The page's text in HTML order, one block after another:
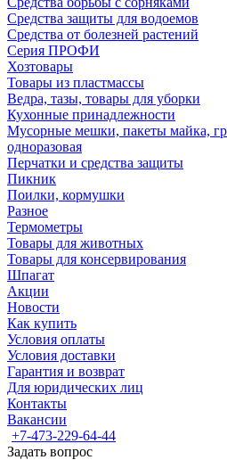
Средства защиты для водоемов
Средства от болезней растений
Серия ПРОФИ
Хозтовары
Товары из пластмассы
Ведра, тазы, товары для уборки
Кухонные принадлежности
Мусорные мешки, пакеты майка,
одноразовая
Перчатки и средства защиты
Пикник
Поилки, кормушки
Разное
Термометры
Товары для животных
Товары для консервирования
Шпагат
Акции
Новости
Как купить
Условия оплаты
Условия доставки
Гарантия и возврат
Для юридических лиц
Контакты
Вакансии
+7-473-229-64-44
Задать вопрос